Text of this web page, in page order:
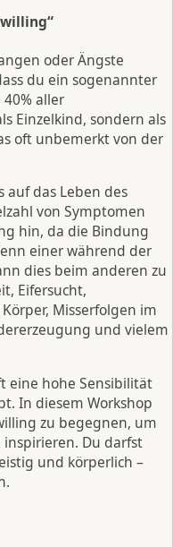
oder Ängste
du ein sogenannter
aller
Einzelkind, sondern als
oft unbemerkt von der
auf das Leben des
von Symptomen
hin, da die Bindung
einer während der
dies beim anderen zu
Eifersucht,
Misserfolgen im
und vielem
eine hohe Sensibilität
In diesem Workshop
zu begegnen, um
Du darfst
und körperlich –